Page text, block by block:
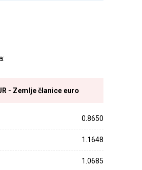
- Zemlje članice euro
0.8650
1.1648
1.0685